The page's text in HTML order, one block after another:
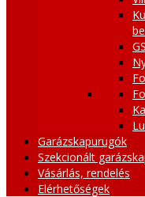
Garázskapurugók
Szekcionált
Vásárlás, rendelés
Elérhetőségek